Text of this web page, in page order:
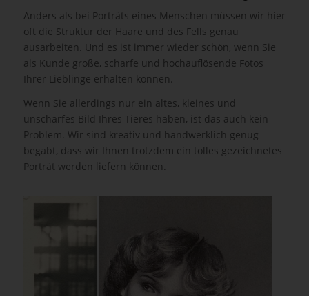
Anders als bei Porträts eines Menschen müssen wir hier
oft die Struktur der Haare und des Fells genau
ausarbeiten. Und es ist immer wieder schön, wenn Sie
als Kunde große, scharfe und hochauflösende Fotos
Ihrer Lieblinge erhalten können.
Wenn Sie allerdings nur ein altes, kleines und
unscharfes Bild Ihres Tieres haben, ist das auch kein
Problem. Wir sind kreativ und handwerklich genug
begabt, dass wir Ihnen trotzdem ein tolles gezeichnetes
Porträt werden liefern können.